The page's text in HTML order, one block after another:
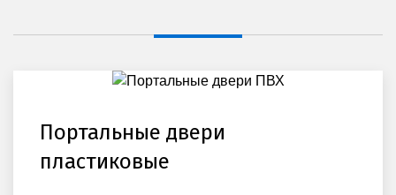
Портальные двери
пластиковые